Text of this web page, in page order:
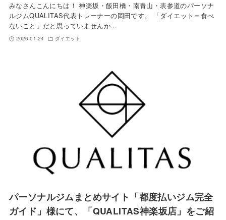
みなさんこんにちは！ 神楽坂・飯田橋・南青山・表参道のパーソナ
ルジムQUALITAS代表トレーナーの岡田です。 「ダイエット＝食べ
ないこと」だと思っていませんか…
2026-01-24 ダイエット
パーソナルジムまとめサイト「都度払いジム完全
ガイド」様にて、「QUALITAS神楽坂店」をご紹